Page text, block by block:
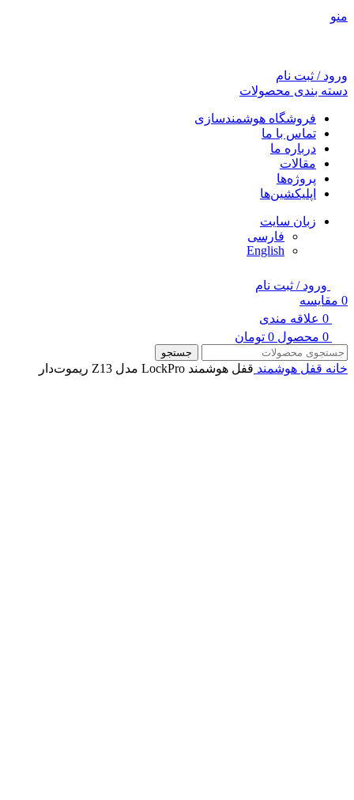
منو
ورود / ثبت نام
دسته بندی محصولات
فروشگاه هوشمندسازی
تماس با ما
درباره ما
مقالات
پروژه‌ها
اپلیکشین‌ها
زبان سایت
فارسی
English
ورود / ثبت نام
0 مقایسه
0 علاقه مندی
0 محصول 0 تومان
جستجو
خانه قفل هوشمند قفل هوشمند LockPro مدل Z13 ریموت‌دار